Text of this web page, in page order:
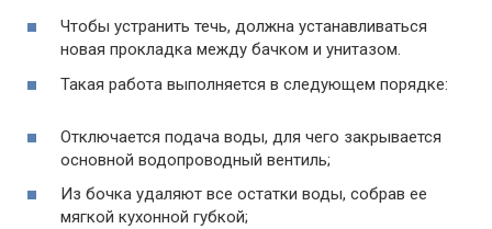
Чтобы устранить течь, должна устанавливаться
новая прокладка между бачком и унитазом.
Такая работа выполняется в следующем порядке:
Отключается подача воды, для чего закрывается
основной водопроводный вентиль;
Из бочка удаляют все остатки воды, собрав ее
мягкой кухонной губкой;